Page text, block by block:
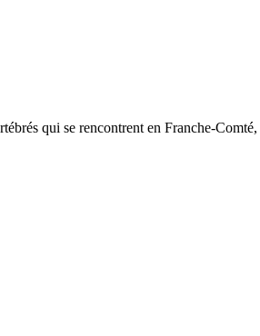
qui se rencontrent en Franche-